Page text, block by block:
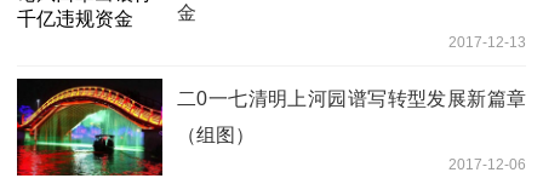
金
2017-12-13
二0一七清明上河园谱写转型发展新篇章
（组图）
2017-12-06